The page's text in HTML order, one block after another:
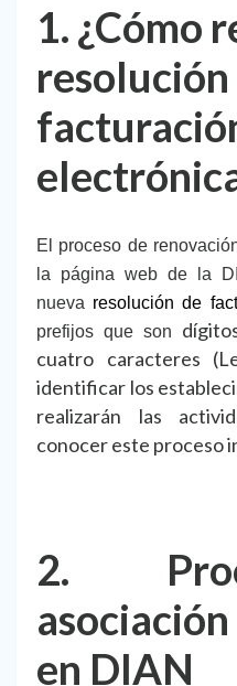
1. ¿Cómo
resolución
El proceso de
la página web de la
nueva resolución de
prefijos que son
cuatro caracteres
identificar los
realizarán las
conocer este proceso
2.
en DIAN